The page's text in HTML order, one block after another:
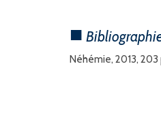
Néhémie, 2013, 203